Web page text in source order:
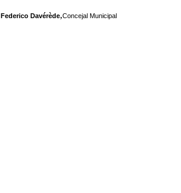
Federico Davérède,Concejal Municipal